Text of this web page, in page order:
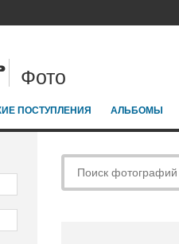
Фото
ПОСТУПЛЕНИЯ АЛЬБОМЫ